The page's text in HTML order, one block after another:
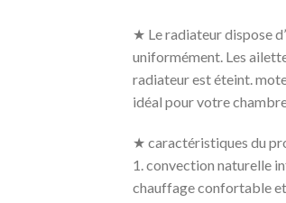
★ Le radiateur dispose
uniformément. Les
radiateur est éteint.
idéal pour votre
★ caractéristiques du
1. convection naturelle
chauffage confortable